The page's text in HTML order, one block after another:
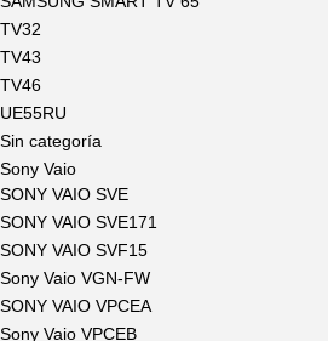
TV32
TV43
TV46
UE55RU
Sin categoría
Sony Vaio
SONY VAIO SVE
SONY VAIO SVE171
SONY VAIO SVF15
Sony Vaio VGN-FW
SONY VAIO VPCEA
Sony Vaio VPCEB